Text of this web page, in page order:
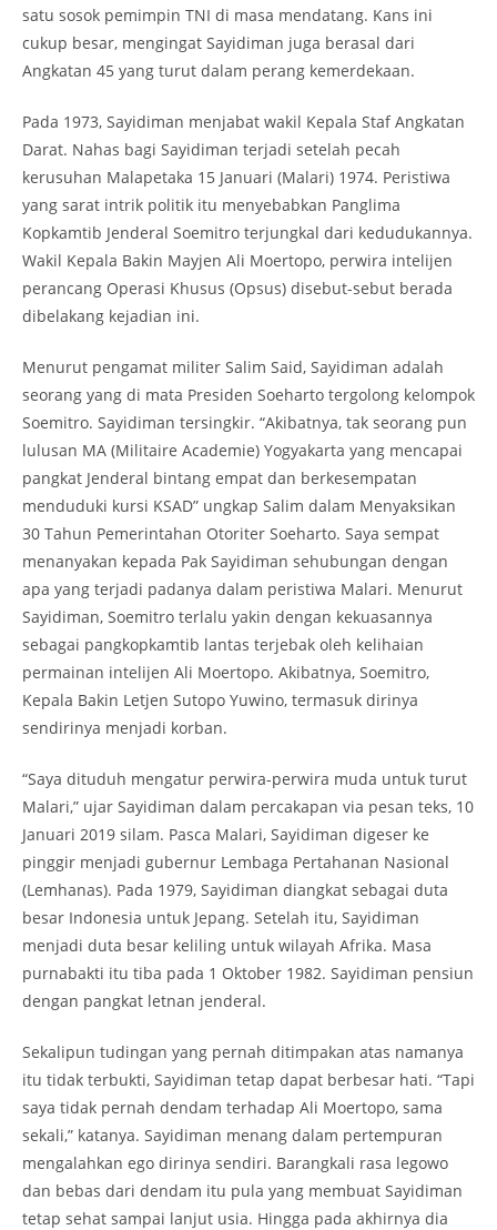
satu sosok pemimpin TNI di masa mendatang. Kans ini
cukup besar, mengingat Sayidiman juga berasal dari
Angkatan 45 yang turut dalam perang kemerdekaan.
Pada 1973, Sayidiman menjabat wakil Kepala Staf Angkatan
Darat. Nahas bagi Sayidiman terjadi setelah pecah
kerusuhan Malapetaka 15 Januari (Malari) 1974. Peristiwa
yang sarat intrik politik itu menyebabkan Panglima
Kopkamtib Jenderal Soemitro terjungkal dari kedudukannya.
Wakil Kepala Bakin Mayjen Ali Moertopo, perwira intelijen
perancang Operasi Khusus (Opsus) disebut-sebut berada
dibelakang kejadian ini.
Menurut pengamat militer Salim Said, Sayidiman adalah
seorang yang di mata Presiden Soeharto tergolong kelompok
Soemitro. Sayidiman tersingkir. “Akibatnya, tak seorang pun
lulusan MA (Militaire Academie) Yogyakarta yang mencapai
pangkat Jenderal bintang empat dan berkesempatan
menduduki kursi KSAD” ungkap Salim dalam Menyaksikan
30 Tahun Pemerintahan Otoriter Soeharto. Saya sempat
menanyakan kepada Pak Sayidiman sehubungan dengan
apa yang terjadi padanya dalam peristiwa Malari. Menurut
Sayidiman, Soemitro terlalu yakin dengan kekuasannya
sebagai pangkopkamtib lantas terjebak oleh kelihaian
permainan intelijen Ali Moertopo. Akibatnya, Soemitro,
Kepala Bakin Letjen Sutopo Yuwino, termasuk dirinya
sendirinya menjadi korban.
“Saya dituduh mengatur perwira-perwira muda untuk turut
Malari,” ujar Sayidiman dalam percakapan via pesan teks, 10
Januari 2019 silam. Pasca Malari, Sayidiman digeser ke
pinggir menjadi gubernur Lembaga Pertahanan Nasional
(Lemhanas). Pada 1979, Sayidiman diangkat sebagai duta
besar Indonesia untuk Jepang. Setelah itu, Sayidiman
menjadi duta besar keliling untuk wilayah Afrika. Masa
purnabakti itu tiba pada 1 Oktober 1982. Sayidiman pensiun
dengan pangkat letnan jenderal.
Sekalipun tudingan yang pernah ditimpakan atas namanya
itu tidak terbukti, Sayidiman tetap dapat berbesar hati. “Tapi
saya tidak pernah dendam terhadap Ali Moertopo, sama
sekali,” katanya. Sayidiman menang dalam pertempuran
mengalahkan ego dirinya sendiri. Barangkali rasa legowo
dan bebas dari dendam itu pula yang membuat Sayidiman
tetap sehat sampai lanjut usia. Hingga pada akhirnya dia